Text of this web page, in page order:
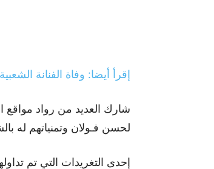
إقرأ أيضا: وفاة الفنانة
شارك العديد من رواد مواقع
لحسن فـولان وتمنياتهم له
إحدى التغريدات التي تم